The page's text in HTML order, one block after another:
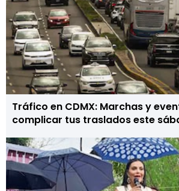
Tráfico en CDMX: Marchas y
complicar tus traslados este